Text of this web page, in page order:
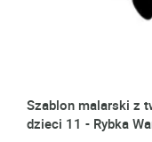
Szablon malarski z
dzieci 11 - Rybka